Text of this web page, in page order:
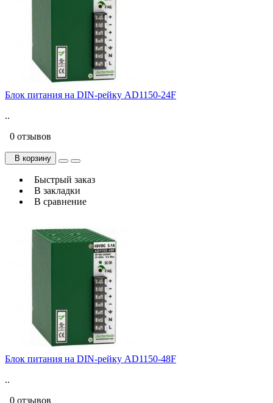
Блок питания на DIN-рейку AD1150-24F
..
0 отзывов
В корзину
Быстрый заказ
В закладки
В сравнение
Блок питания на DIN-рейку AD1150-48F
..
0 отзывов